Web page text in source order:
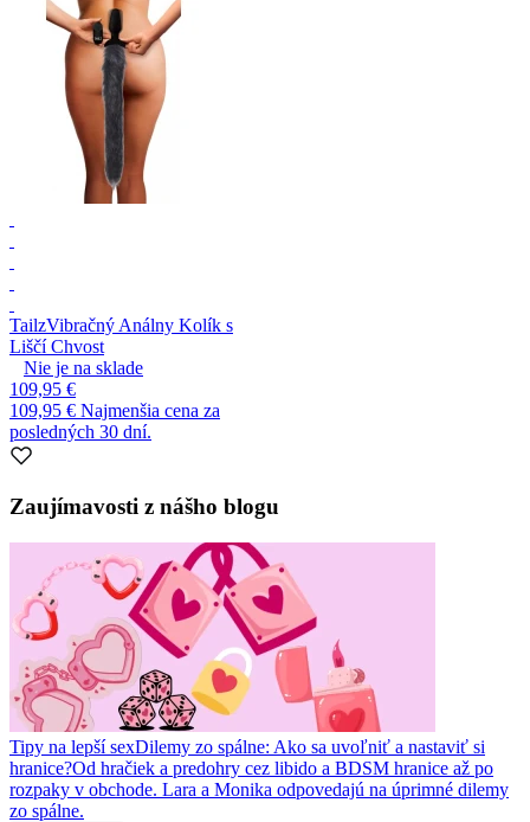
TailzVibračný Análny Kolík s
Liščí Chvost
Nie je na sklade
109,95 €
109,95 € Najmenšia cena za
posledných 30 dní.
Zaujímavosti z nášho blogu
Tipy na lepší sexDilemy zo spálne: Ako sa uvoľniť a nastaviť si
hranice?Od hračiek a predohry cez libido a BDSM hranice až po
rozpaky v obchode. Lara a Monika odpovedajú na úprimné dilemy
zo spálne.